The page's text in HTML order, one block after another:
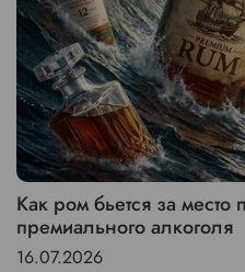
Как ром бьется за
премиального алкоголя
16.07.2026